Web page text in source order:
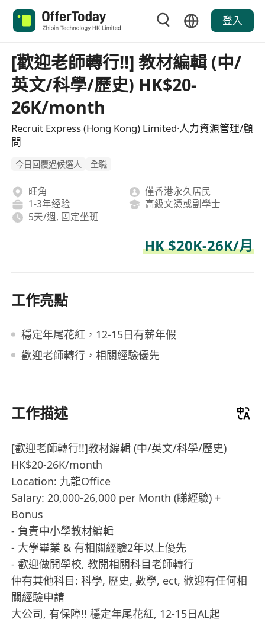
登入
[歡迎老師轉行!!] 教材編輯 (中/
英文/科學/歷史) HK$20-
26K/month
Recruit Express (Hong Kong) Limited·人力資源管理/顧
問
今日回覆過候選人 全職
旺角
僅香港永久居民
1-3年经验
高級文憑或副學士
5天/週, 固定坐班
HK $20K-26K/月
工作亮點
穩定年尾花紅，12-15日有薪年假
歡迎老師轉行，相關經驗優先
工作描述
[歡迎老師轉行!!]教材編輯 (中/英文/科學/歷史)
HK$20-26K/month
Location: 九龍Office
Salary: 20,000-26,000 per Month (睇經驗) +
Bonus
- 負責中小學教材編輯
- 大學畢業 & 有相關經驗2年以上優先
- 歡迎做開學校, 教開相關科目老師轉行
仲有其他科目: 科學, 歷史, 數學, ect, 歡迎有任何相
關經驗申請
大公司, 有保障!! 穩定年尾花紅, 12-15日AL起